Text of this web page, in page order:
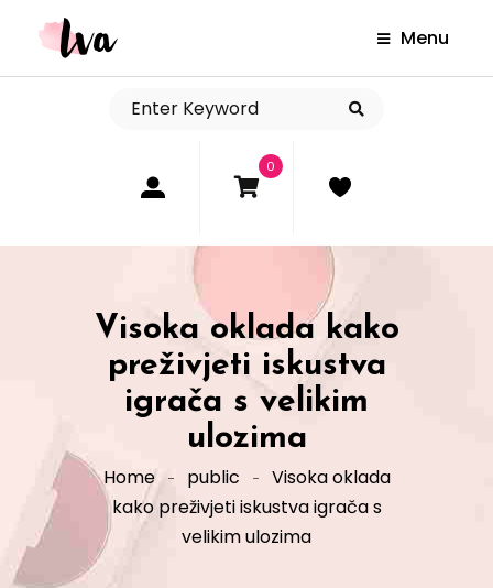
Menu
0
Visoka oklada kako
preživjeti iskustva
igrača s velikim
ulozima
Home public
Visoka oklada
kako preživjeti iskustva igrača s
velikim ulozima